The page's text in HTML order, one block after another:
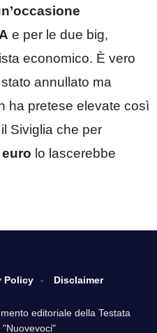
e per le due big,
economico. È vero
annullato ma
ha pretese elevate così
Siviglia che per
lo lascerebbe
Policy Disclaimer
editoriale della Testata